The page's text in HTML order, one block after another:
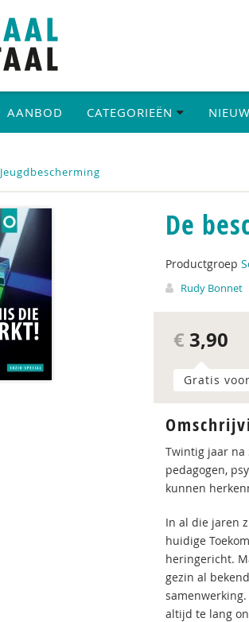
AANBOD CATEGORIEËN
Jeugdbescherming
De
Productgroep
Rudy Bonnet
€ 3,90
Gratis voor
Twintig jaar na
pedagogen,
kunnen
In al die jaren
huidige
heringericht.
gezin al
altijd te lang